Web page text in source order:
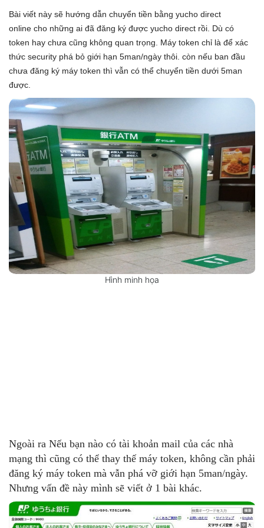
Bài viết này sẽ hướng dẫn chuyển tiền bằng yucho direct
online cho những ai đã đăng ký được yucho direct rồi. Dù có
token hay chưa cũng không quan trọng. Máy token chỉ là để xác
thức security phá bỏ giới hạn 5man/ngày thôi. còn nếu ban đầu
chưa đăng ký máy token thì vẫn có thể chuyển tiền dưới 5man
được.
Hình minh họa
Ngoài ra Nếu bạn nào có tài khoản mail của các nhà
mạng thì cũng có thể thay thế máy token, không cần phải
đăng ký máy token mà vẫn phá vỡ giới hạn 5man/ngày.
Nhưng vấn đề này mình sẽ viết ở 1 bài khác.